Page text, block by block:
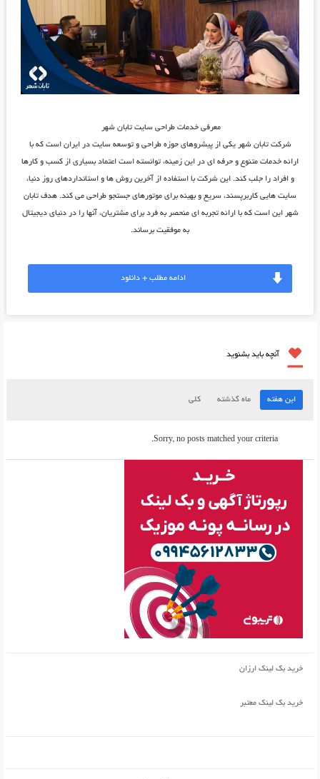
معرفی خدمات طراحی سایت تابان شهر
شرکت تابان شهر یکی از پیشروهای حوزه طراحی و توسعه ‌سایت در ایران است که با
ارائه خدمات متنوع و حرفه‌ ای در این زمینه، توانسته است اعتماد بسیاری از کسب ‌و کارها
و افراد را جلب کند. این شرکت با استفاده از آخرین روش ها و استانداردهای روز دنیا،
سایت ‌هایی کاربرپسند، سریع و بهینه برای موتورهای جستجو طراحی می کند. هدف تابان
شهر این است که با ارائه تجربه ای منحصر به فرد برای مشتریان، آنها را در دنیای دیجیتال
به موفقیت برساند.
ادامه مطلب + دانلود
آنچه باید بشنوید
این هفته ماه گذشته کلی
Sorry, no posts matched your criteria.
خرید بک لینک ارزان
خرید بک لینک معتبر